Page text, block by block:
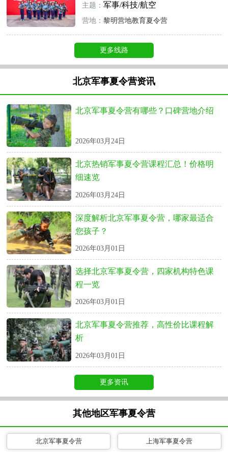
主题： 军事/科技/航空
营地： 黎明营地教育夏令营
更多线路
北京军事夏令营资讯
北京军事夏令营有哪些？口碑营地介绍
2026年03月24日
北京热销军事夏令营课程汇总！价格明
细速览
2026年03月24日
深度解析北京军事夏令营，哪家最适合
您孩子？
2026年03月01日
选择北京军事夏令营，四家机构特色课
程一览
2026年03月01日
北京军事夏令营推荐，高性价比课程解
析
2026年03月01日
更多资讯
其他地区军事夏令营
北京军事夏令营 上海军事夏令营